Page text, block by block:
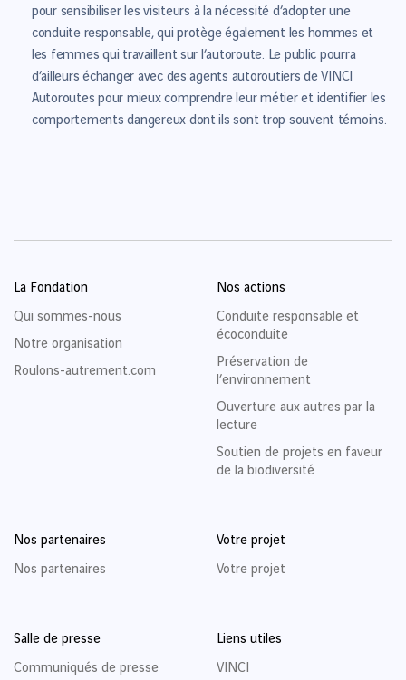
pour sensibiliser les visiteurs à la nécessité d’adopter une
conduite responsable, qui protège également les hommes et
les femmes qui travaillent sur l’autoroute. Le public pourra
d’ailleurs échanger avec des agents autoroutiers de VINCI
Autoroutes pour mieux comprendre leur métier et identifier les
comportements dangereux dont ils sont trop souvent témoins.
La Fondation
Qui sommes-nous
Notre organisation
Roulons-autrement.com
Nos actions
Conduite responsable et
écoconduite
Préservation de
l’environnement
Ouverture aux autres par la
lecture
Soutien de projets en faveur
de la biodiversité
Nos partenaires
Nos partenaires
Votre projet
Votre projet
Salle de presse
Communiqués de presse
Liens utiles
VINCI